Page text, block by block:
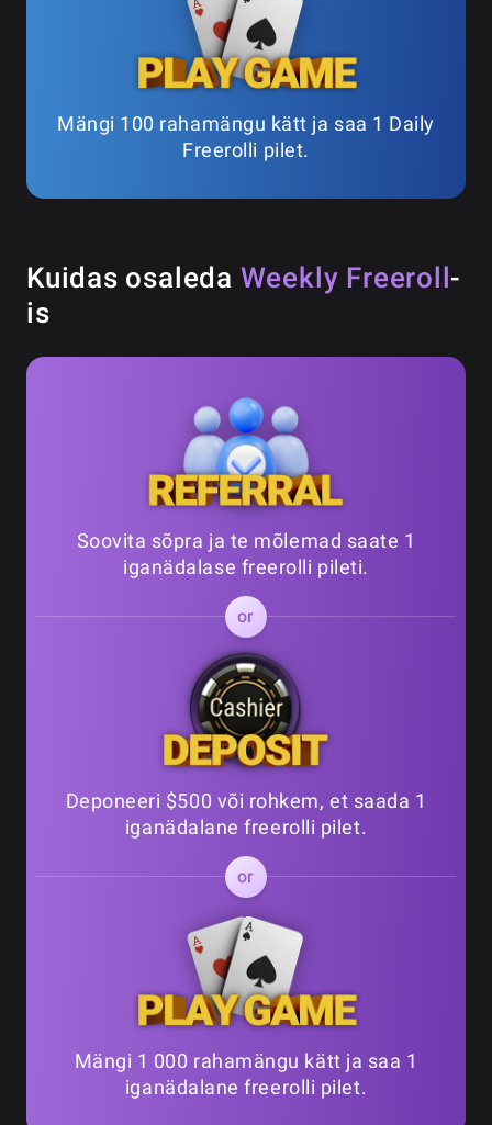
Mängi 100 rahamängu kätt ja saa 1 Daily
Freerolli pilet.
Kuidas osaleda Weekly Freeroll-
is
Soovita sõpra ja te mõlemad saate 1
iganädalase freerolli pileti.
Deponeeri $500 või rohkem, et saada 1
iganädalane freerolli pilet.
Mängi 1 000 rahamängu kätt ja saa 1
iganädalane freerolli pilet.